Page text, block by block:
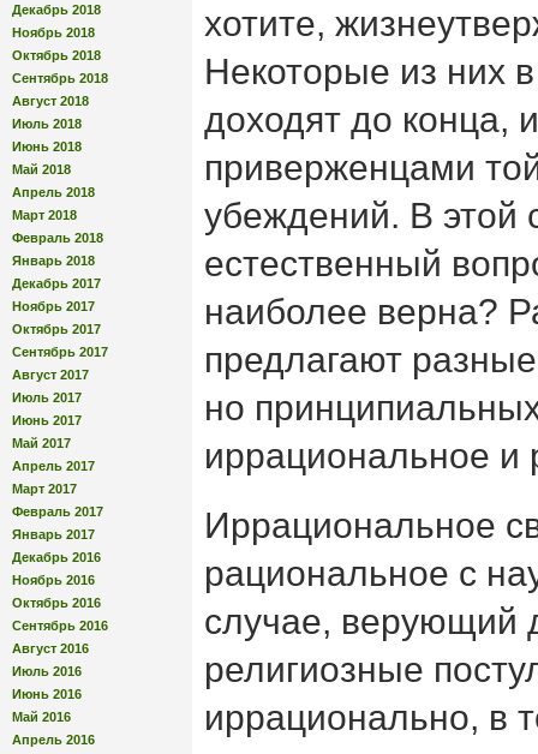
Декабрь 2018
Ноябрь 2018
Октябрь 2018
Сентябрь 2018
Август 2018
Июль 2018
Июнь 2018
Май 2018
Апрель 2018
Март 2018
Февраль 2018
Январь 2018
Декабрь 2017
Ноябрь 2017
Октябрь 2017
Сентябрь 2017
Август 2017
Июль 2017
Июнь 2017
Май 2017
Апрель 2017
Март 2017
Февраль 2017
Январь 2017
Декабрь 2016
Ноябрь 2016
Октябрь 2016
Сентябрь 2016
Август 2016
Июль 2016
Июнь 2016
Май 2016
Апрель 2016
хотите,
Некоторые из них
доходят до конца,
приверженцами
убеждений. В этой
естественный
наиболее верна?
предлагают
но
иррациональное и
Иррациональное
рациональное с
случае, верующий
религиозные
иррационально, в